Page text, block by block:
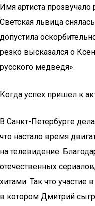
Имя артиста
Светская львица
допустила
резко высказался о
русского медведя».
Когда успех пришел к
В Санкт-Петербурге
что настало время
на телевидение.
отечественных
хитами. Так что участие
в котором Дмитрий